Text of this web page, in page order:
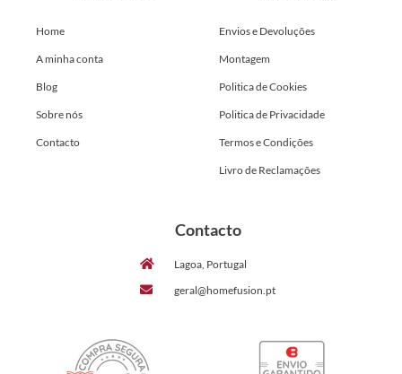
Home
A minha conta
Blog
Sobre nós
Contacto
Envios e Devoluções
Montagem
Politica de Cookies
Politica de Privacidade
Termos e Condições
Livro de Reclamações
Contacto
Lagoa, Portugal
geral@homefusion.pt